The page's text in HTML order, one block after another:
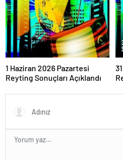
1 Haziran 2026 Pazartesi
Reyting Sonuçları Açıklandı